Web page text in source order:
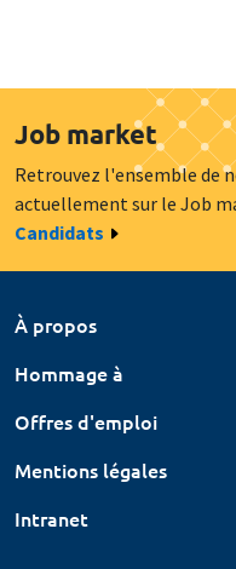
Job market
Retrouvez l'ensemble de
actuellement sur le Job
Candidats
À propos
Hommage à
Offres d'emploi
Mentions légales
Intranet